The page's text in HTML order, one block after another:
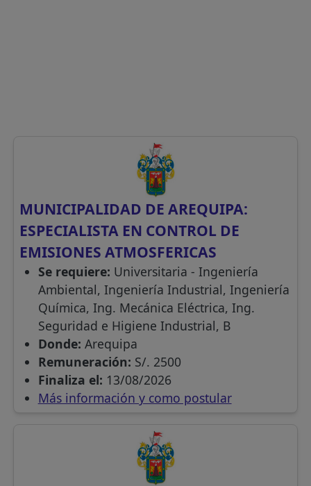
MUNICIPALIDAD DE AREQUIPA:
ESPECIALISTA EN CONTROL DE
EMISIONES ATMOSFERICAS
Se requiere: Universitaria - Ingeniería
Ambiental, Ingeniería Industrial, Ingeniería
Química, Ing. Mecánica Eléctrica, Ing.
Seguridad e Higiene Industrial, B
Donde: Arequipa
Remuneración: S/. 2500
Finaliza el: 13/08/2026
Más información y como postular